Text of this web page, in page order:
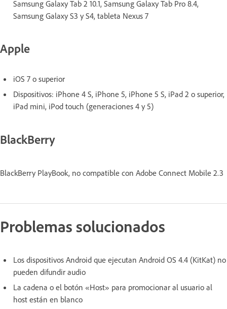
Samsung Galaxy Tab 2 10.1, Samsung Galaxy Tab Pro 8.4,
Samsung Galaxy S3 y S4, tableta Nexus 7
Apple
iOS 7 o superior
Dispositivos: iPhone 4 S, iPhone 5, iPhone 5 S, iPad 2 o superior,
iPad mini, iPod touch (generaciones 4 y 5)
BlackBerry
BlackBerry PlayBook, no compatible con Adobe Connect Mobile 2.3
Problemas solucionados
Los dispositivos Android que ejecutan Android OS 4.4 (KitKat) no
pueden difundir audio
La cadena o el botón «Host» para promocionar al usuario al
host están en blanco